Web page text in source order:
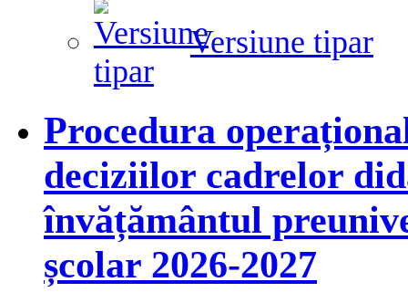
Versiune tipar
Procedura
deciziilor cadrelor
învățământul
școlar 2026-2027